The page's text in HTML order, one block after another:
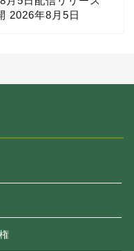
2026年8月5日